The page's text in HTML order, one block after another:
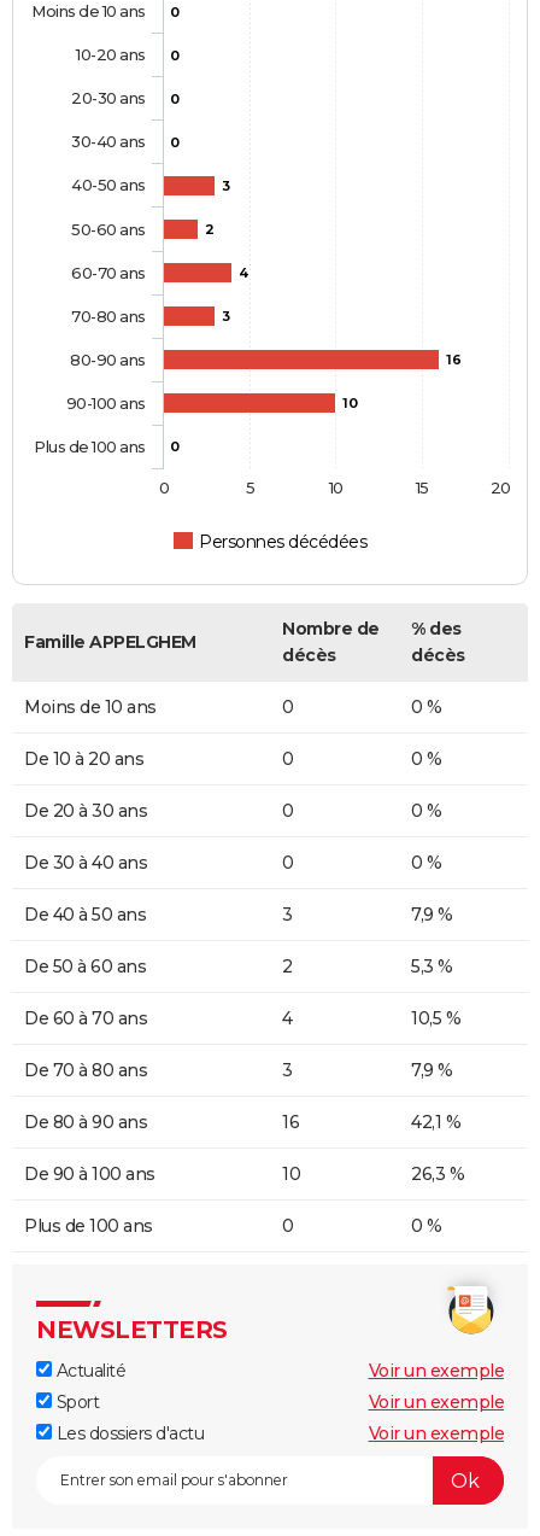
0
0
0
0
3
2
4
3
16
10
0
Personnes décédées
Moins de 10 ans
10-20 ans
20-30 ans
30-40 ans
40-50 ans
50-60 ans
60-70 ans
70-80 ans
80-90 ans
90-100 ans
Plus de 100 ans
0 5 10 15 20
Famille APPELGHEM
Nombre de
décès
% des
décès
Moins de 10 ans 0 0 %
De 10 à 20 ans 0 0 %
De 20 à 30 ans 0 0 %
De 30 à 40 ans 0 0 %
De 40 à 50 ans 3 7,9 %
De 50 à 60 ans 2 5,3 %
De 60 à 70 ans 4 10,5 %
De 70 à 80 ans 3 7,9 %
De 80 à 90 ans 16 42,1 %
De 90 à 100 ans 10 26,3 %
Plus de 100 ans 0 0 %
NEWSLETTERS
Actualité
Voir un exemple
Sport
Voir un exemple
Les dossiers d'actu
Voir un exemple